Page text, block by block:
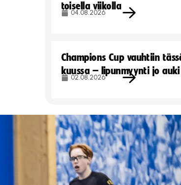
toisella viikolla
04.08.2026
Champions Cup vauhtiin
kuussa – lipunmyynti jo auki
02.08.2026